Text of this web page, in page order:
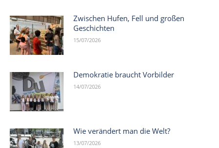
Zwischen Hufen, Fell und großen
Geschichten
15/07/2026
Demokratie braucht Vorbilder
14/07/2026
Wie verändert man die Welt?
13/07/2026